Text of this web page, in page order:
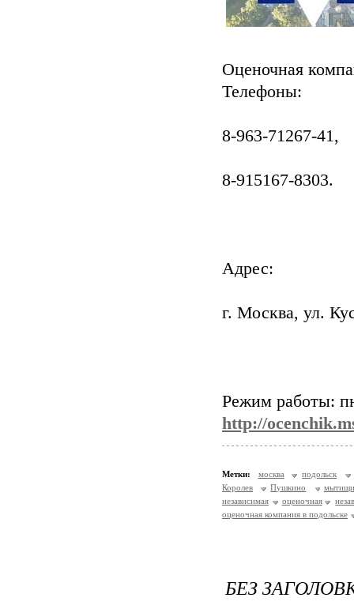
Оценочная
Телефоны:
8-963-71267-41,
8-915167-8303.
Адрес:
г. Москва, ул.
Режим работы:
http://
Метки: москва
подольск
Королев
Пушкино
мытищи
независимая
оценочная
оценочная компания в подольске
БЕЗ